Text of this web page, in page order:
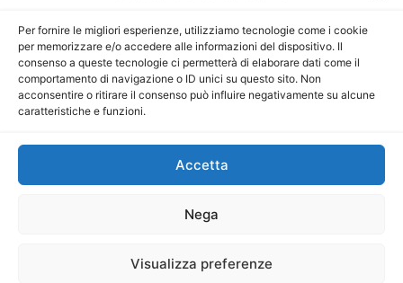
Per fornire le migliori esperienze, utilizziamo tecnologie come i cookie
per memorizzare e/o accedere alle informazioni del dispositivo. Il
consenso a queste tecnologie ci permetterà di elaborare dati come il
comportamento di navigazione o ID unici su questo sito. Non
acconsentire o ritirare il consenso può influire negativamente su alcune
caratteristiche e funzioni.
Accetta
Nega
Visualizza preferenze
Direttore Editoriale: Maurizio Scaglione
Direttore Responsabile: Maria Calabrese
P.IVA: 06334930820
Mercurio Comunicazione Società Cooperativa a r.l. è
iscritta al Registro degli Operatori di Comunicazione al
Sito gestito daLa Digitale srl–info@ladigitale.it